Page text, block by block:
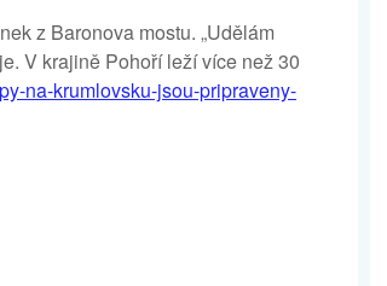
z Baronova mostu. „Udělám
V krajině Pohoří leží více než 30
na-krumlovsku-jsou-pripraveny-